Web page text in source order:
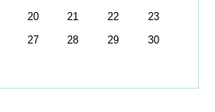
20 21 22
23
27 28 29
30